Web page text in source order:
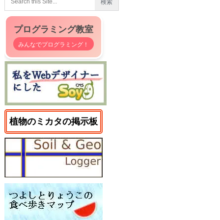
プログラミング教室
みんなでプログラミング！
植物のミカタの掲示板